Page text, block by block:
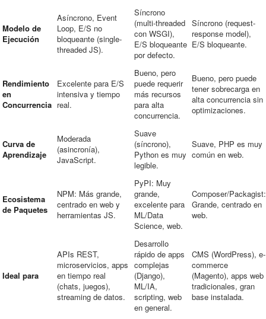
Modelo de
Ejecución
Asíncrono, Event
Loop, E/S no
bloqueante (single-
threaded JS).
Síncrono
(multi-threaded
con WSGI),
E/S bloqueante
por defecto.
Síncrono (request-
response model),
E/S bloqueante.
Rendimiento
en
Concurrencia
Excelente para E/S
intensiva y tiempo
real.
Bueno, pero
puede requerir
más recursos
para alta
concurrencia.
Bueno, pero puede
tener sobrecarga en
alta concurrencia sin
optimizaciones.
Curva de
Aprendizaje
Moderada
(asincronía),
JavaScript.
Suave
(síncrono),
Python es muy
legible.
Suave, PHP es muy
común en web.
Ecosistema
de Paquetes
NPM: Más grande,
centrado en web y
herramientas JS.
PyPI: Muy
grande,
excelente para
ML/Data
Science, web.
Composer/Packagist:
Grande, centrado en
web.
Ideal para
APIs REST,
microservicios, apps
en tiempo real
(chats, juegos),
streaming de datos.
Desarrollo
rápido de apps
complejas
(Django),
ML/IA,
scripting, web
en general.
CMS (WordPress), e-
commerce
(Magento), apps web
tradicionales, gran
base instalada.